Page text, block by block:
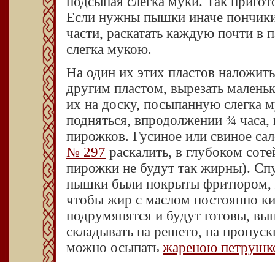
Если нужны пышки иначе
части, раскатать каждую почти в
слегка мукою.
На один их этих пластов
другим пластом, вырезать
их на доску, посыпанную слегка
подняться, впродолжении ¾
пирожков. Гусиное или свиное
№ 297 раскалить, в глубоком
пирожки не будут так жирны).
пышки были покрыты фритюром,
чтобы жир с маслом постоянно
подрумянятся и будут готовы,
складывать на решето, на
можно осыпать жареною